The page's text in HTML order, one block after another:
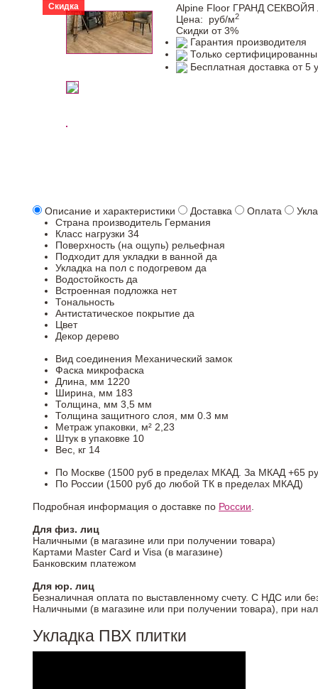
Скидка
Alpine Floor ГРАНД
Цена:
руб/м2
Скидки от 3%
Гарантия производителя
Только
Бесплатная доставка от 5
Описание и характеристики Доставка Оплата
Страна производитель Германия
Класс нагрузки 34
Поверхность (на ощупь) рельефная
Подходит для укладки в ванной да
Укладка на пол c подогревом да
Водостойкость да
Встроенная подложка нет
Тональность
Антистатическое покрытие да
Цвет
Декор дерево
Вид соединения Механический замок
Фаска микрофаска
Длина, мм 1220
Ширина, мм 183
Толщина, мм 3,5 мм
Толщина защитного слоя, мм 0.3 мм
Метраж упаковки, м² 2,23
Штук в упаковке 10
Вес, кг 14
По Москве (1500 руб в пределах МКАД. За МКАД +65
По России (1500 руб до любой ТК в пределах МКАД)
Подробная информация о доставке по России.
Для физ. лиц
Наличными (в магазине или при получении товара)
Картами Master Card и Visa (в магазине)
Банковским платежом
Для юр. лиц
Безналичная оплата по выставленному счету. С НДС или
Наличными (в магазине или при получении товара), при
Укладка ПВХ плитки